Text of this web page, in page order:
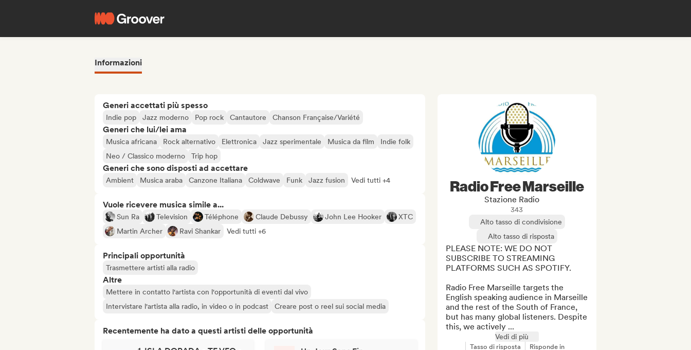
Informazioni
Generi accettati più spesso
Indie pop Jazz moderno Pop rock Cantautore Chanson Française/Variété
Generi che lui/lei ama
Musica africana Rock alternativo Elettronica Jazz sperimentale Musica da film
Indie folk
Neo / Classico moderno
Trip hop
Generi che sono disposti ad accettare
Ambient Musica araba Canzone Italiana Coldwave Funk Jazz fusion Vedi tutti +4
Vuole ricevere musica simile a...
Sun Ra Television Téléphone Claude Debussy John Lee Hooker
XTC
Martin Archer
Ravi Shankar Vedi tutti +6
Principali opportunità
Trasmettere artisti alla radio
Altre
Mettere in contatto l'artista con l'opportunità di eventi dal vivo
Intervistare l'artista alla radio, in video o in podcast
Creare post o reel sui social media
Recentemente ha dato a questi artisti delle opportunità
Radio Free Marseille
Stazione Radio
343
Alto tasso di condivisione
Alto tasso di risposta
PLEASE NOTE: WE DO NOT
SUBSCRIBE TO STREAMING
PLATFORMS SUCH AS SPOTIFY.
Radio Free Marseille targets the
English speaking audience in Marseille
and the rest of the South of France,
but has many global listeners. Despite
this, we actively ...
Vedi di più
Tasso di risposta Risponde in